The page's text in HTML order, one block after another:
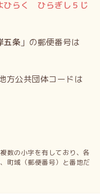
ひらく ひらぎし５じ
五条 」の郵便番号は
方公共団体コードは
数の小字を有しており、各
町域（郵便番号）と番地だ